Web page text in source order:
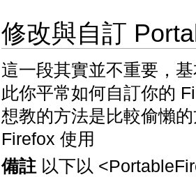
修改與自訂
這一段其實並不重要，
此你平常如何自訂你的
想教的方法是比較偷懶
Firefox 使用
備註以下以